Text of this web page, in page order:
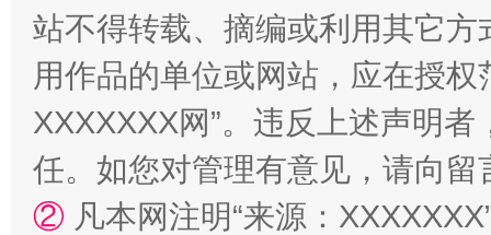
国家大学科技园优化重塑工作
站不得转载、摘编或利用其它
用作品的单位或网站，应在授
XXXXXXX网”。违反上述声明
任。如您对管理有意见，请向
② 凡本网注明“来源：